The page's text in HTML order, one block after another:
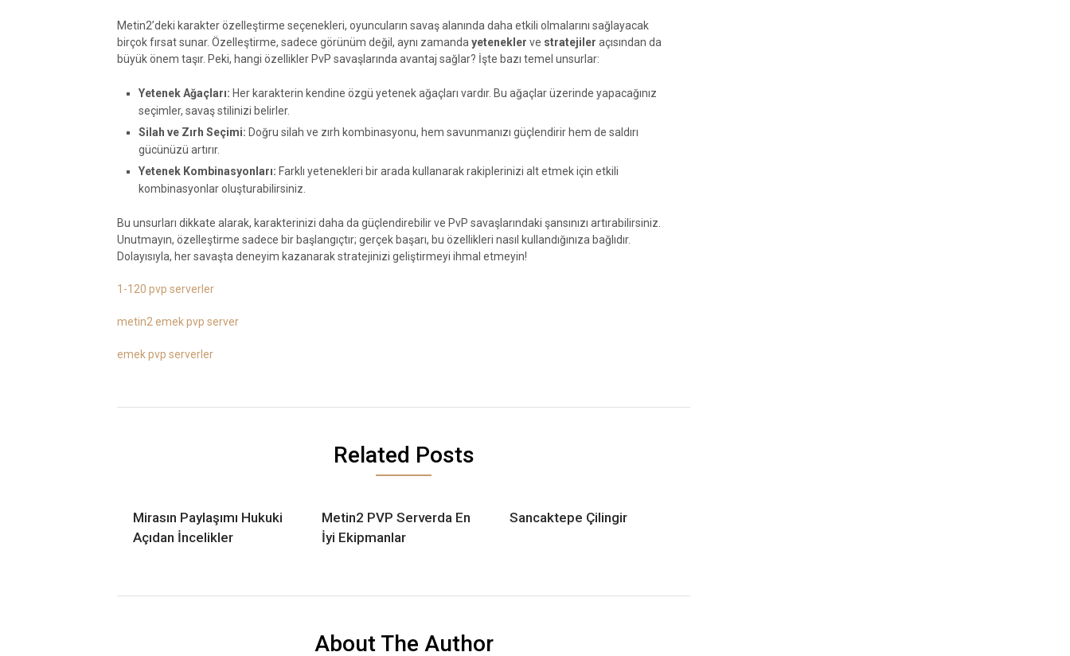
Metin2’deki karakter özelleştirme seçenekleri, oyuncuların savaş alanında daha etkili olmalarını sağlayacak
birçok fırsat sunar. Özelleştirme, sadece görünüm değil, aynı zamanda yetenekler ve stratejiler açısından da
büyük önem taşır. Peki, hangi özellikler PvP savaşlarında avantaj sağlar? İşte bazı temel unsurlar:
Yetenek Ağaçları: Her karakterin kendine özgü yetenek ağaçları vardır. Bu ağaçlar üzerinde yapacağınız
seçimler, savaş stilinizi belirler.
Silah ve Zırh Seçimi: Doğru silah ve zırh kombinasyonu, hem savunmanızı güçlendirir hem de saldırı
gücünüzü artırır.
Yetenek Kombinasyonları: Farklı yetenekleri bir arada kullanarak rakiplerinizi alt etmek için etkili
kombinasyonlar oluşturabilirsiniz.
Bu unsurları dikkate alarak, karakterinizi daha da güçlendirebilir ve PvP savaşlarındaki şansınızı artırabilirsiniz.
Unutmayın, özelleştirme sadece bir başlangıçtır; gerçek başarı, bu özellikleri nasıl kullandığınıza bağlıdır.
Dolayısıyla, her savaşta deneyim kazanarak stratejinizi geliştirmeyi ihmal etmeyin!
1-120 pvp serverler
metin2 emek pvp server
emek pvp serverler
Related Posts
Mirasın Paylaşımı Hukuki
Açıdan İncelikler
Metin2 PVP Serverda En
İyi Ekipmanlar
Sancaktepe Çilingir
About The Author